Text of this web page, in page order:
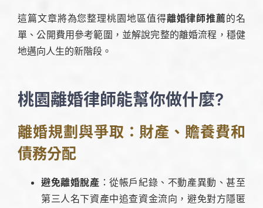
這篇文章將為您整理桃園地區值得離婚律師推薦的名
單、公開費用參考範圍，並解說完整的離婚流程，穩健
地邁向人生的新階段。
桃園離婚律師能幫你做什麼?
離婚規劃與爭取：財產、贍養費和
債務分配
避免離婚脫產 ：從帳戶紀錄、不動產異動、甚至
第三人名下資產中追查資金流向，避免對方隱匿